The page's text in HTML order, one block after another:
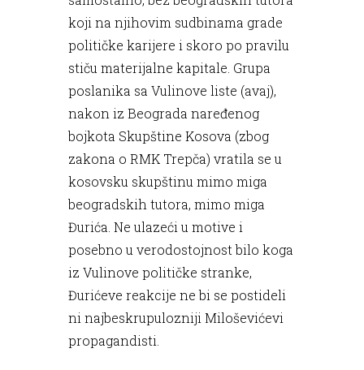
koji na njihovim sudbinama grade
političke karijere i skoro po pravilu
stiču materijalne kapitale. Grupa
poslanika sa Vulinove liste (avaj),
nakon iz Beograda naređenog
bojkota Skupštine Kosova (zbog
zakona o RMK Trepča) vratila se u
kosovsku skupštinu mimo miga
beogradskih tutora, mimo miga
Đurića. Ne ulazeći u motive i
posebno u verodostojnost bilo koga
iz Vulinove političke stranke,
Đurićeve reakcije ne bi se postideli
ni najbeskrupulozniji Miloševićevi
propagandisti.